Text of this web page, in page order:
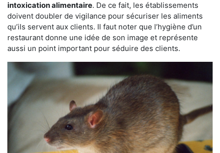
intoxication alimentaire. De ce fait, les établissements
doivent doubler de vigilance pour sécuriser les aliments
qu’ils servent aux clients. Il faut noter que l’hygiène d’un
restaurant donne une idée de son image et représente
aussi un point important pour séduire des clients.